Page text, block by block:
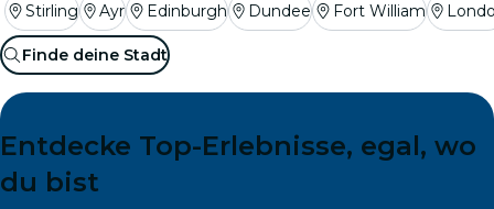
Stirling Ayr Edinburgh Dundee Fort William
Finde deine Stadt
Entdecke Top-Erlebnisse, egal, wo
du bist